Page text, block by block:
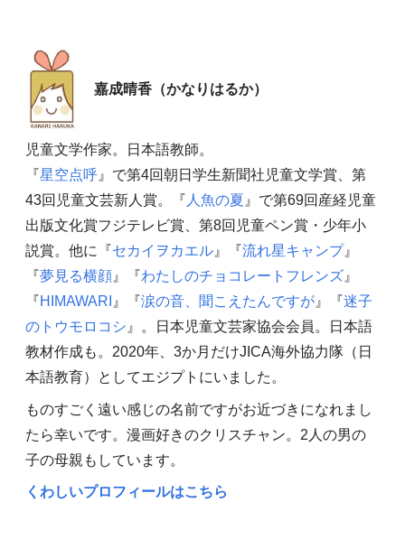
嘉成晴香（かなりはるか）
児童文学作家。日本語教師。
『星空点呼』で第4回朝日学生新聞社児童文学賞、第
43回児童文芸新人賞。『 人魚の夏 』で第69回産経児童
出版文化賞フジテレビ賞、第8回児童ペン賞・少年小
説賞。他に『セカイヲカエル』『流れ星キャンプ』
『夢見る横顔』『わたしのチョコレートフレンズ』
『HIMAWARI 』『涙の音、聞こえたんですが』『迷子
のトウモロコシ 』。日本児童文芸家協会会員。日本語
教材作成も。2020年、3か月だけJICA海外協力隊（日
本語教育）としてエジプトにいました。
ものすごく遠い感じの名前ですがお近づきになれまし
たら幸いです。漫画好きのクリスチャン。2人の男の
子の母親もしています。
くわしいプロフィールはこちら